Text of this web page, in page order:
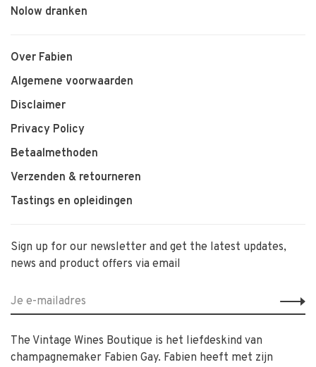
Nolow dranken
Over Fabien
Algemene voorwaarden
Disclaimer
Privacy Policy
Betaalmethoden
Verzenden & retourneren
Tastings en opleidingen
Sign up for our newsletter and get the latest updates,
news and product offers via email
The Vintage Wines Boutique is het liefdeskind van
champagnemaker Fabien Gay. Fabien heeft met zijn